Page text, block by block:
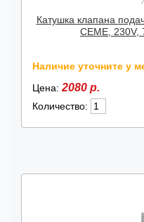
Катушка клапана
CEME, 230V,
Наличие уточните у
Цена: 2080 р.
Количество: